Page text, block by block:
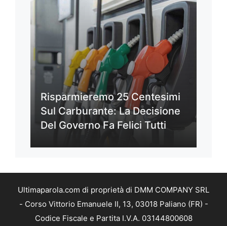
Risparmieremo 25 Centesimi
Sul Carburante: La Decisione
Del Governo Fa Felici Tutti
Ultimaparola.com di proprietà di DMM COMPANY SRL
- Corso Vittorio Emanuele II, 13, 03018 Paliano (FR) -
Codice Fiscale e Partita I.V.A. 03144800608